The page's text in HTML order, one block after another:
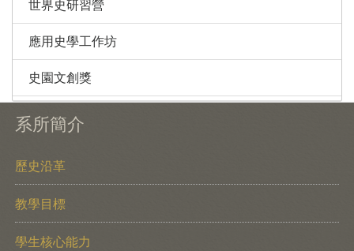
世界史研習營
應用史學工作坊
史園文創獎
系所簡介
歷史沿革
教學目標
學生核心能力